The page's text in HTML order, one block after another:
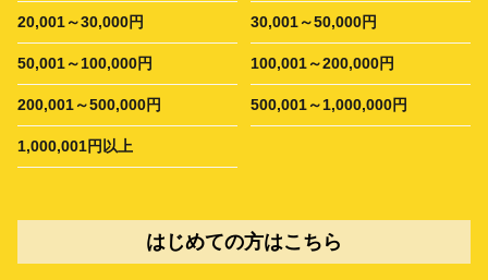
20,001～30,000円 30,001～50,000円
50,001～100,000円 100,001～200,000円
200,001～500,000円 500,001～1,000,000円
1,000,001円以上
はじめての方はこちら